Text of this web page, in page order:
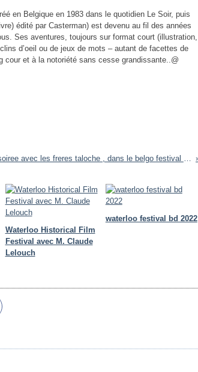
en Belgique en 1983 dans le quotidien Le Soir, puis
édité par Casterman) est devenu au fil des années
Ses aventures, toujours sur format court (illustration,
d’oeil ou de jeux de mots – autant de facettes de
cour et à la notoriété sans cesse grandissante..@
la soiree avec les freres taloche , dans le belgo festival de Waterloo :2008
Waterloo Historical Film
Festival avec M. Claude
Lelouch
waterloo festival bd 2022